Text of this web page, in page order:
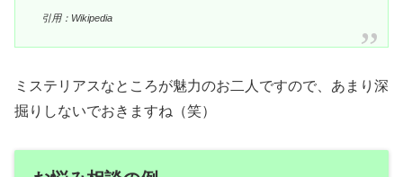
引用：Wikipedia
ミステリアスなところが魅力のお二人ですので、あまり深
掘りしないでおきますね（笑）